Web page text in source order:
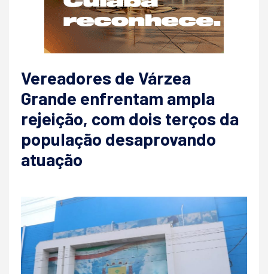
Vereadores de Várzea
Grande enfrentam ampla
rejeição, com dois terços da
população desaprovando
atuação